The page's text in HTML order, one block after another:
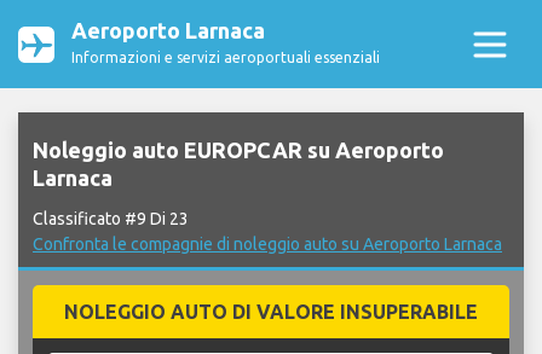
Aeroporto Larnaca
Informazioni e servizi aeroportuali essenziali
Noleggio auto EUROPCAR su Aeroporto
Larnaca
Classificato #9 Di 23
Confronta le compagnie di noleggio auto su Aeroporto Larnaca
NOLEGGIO AUTO DI VALORE INSUPERABILE